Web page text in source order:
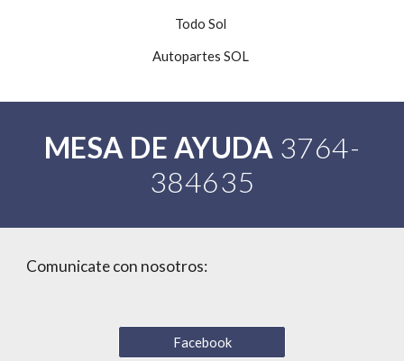
Todo Sol
Autopartes SOL
MESA DE AYUDA 3764-
384635
Comunicate con nosotros:
Facebook